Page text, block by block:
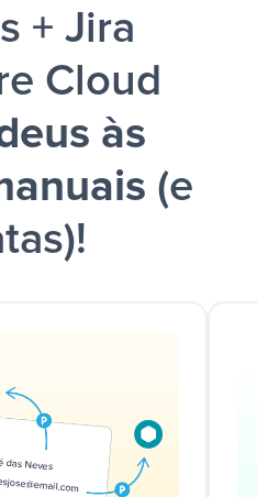
+ Jira
Cloud
às
(e